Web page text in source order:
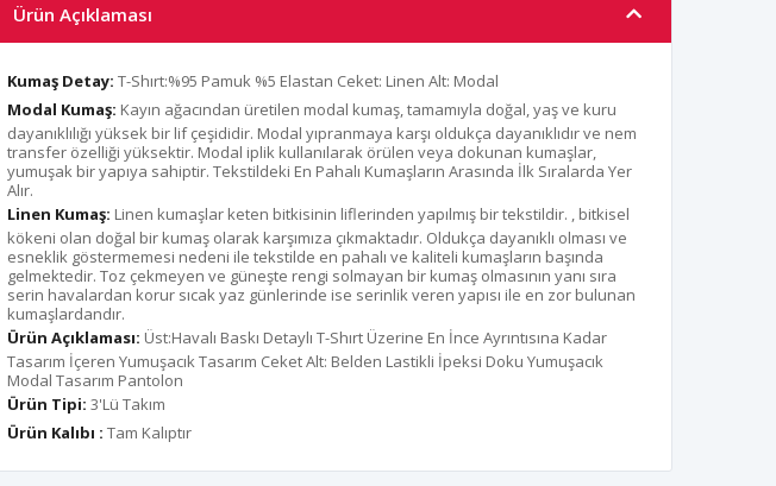
Ürün Açıklaması
Kumaş Detay: T-Shırt:%95 Pamuk %5 Elastan Ceket: Linen Alt: Modal
Modal Kumaş: Kayın ağacından üretilen modal kumaş, tamamıyla doğal, yaş ve kuru
dayanıklılığı yüksek bir lif çeşididir. Modal yıpranmaya karşı oldukça dayanıklıdır ve nem
transfer özelliği yüksektir. Modal iplik kullanılarak örülen veya dokunan kumaşlar,
yumuşak bir yapıya sahiptir. Tekstildeki En Pahalı Kumaşların Arasında İlk Sıralarda Yer
Alır.
Linen Kumaş: Linen kumaşlar keten bitkisinin liflerinden yapılmış bir tekstildir. , bitkisel
kökeni olan doğal bir kumaş olarak karşımıza çıkmaktadır. Oldukça dayanıklı olması ve
esneklik göstermemesi nedeni ile tekstilde en pahalı ve kaliteli kumaşların başında
gelmektedir. Toz çekmeyen ve güneşte rengi solmayan bir kumaş olmasının yanı sıra
serin havalardan korur sıcak yaz günlerinde ise serinlik veren yapısı ile en zor bulunan
kumaşlardandır.
Ürün Açıklaması: Üst:Havalı Baskı Detaylı T-Shırt Üzerine En İnce Ayrıntısına Kadar
Tasarım İçeren Yumuşacık Tasarım Ceket Alt: Belden Lastikli İpeksi Doku Yumuşacık
Modal Tasarım Pantolon
Ürün Tipi: 3'Lü Takım
Ürün Kalıbı : Tam Kalıptır